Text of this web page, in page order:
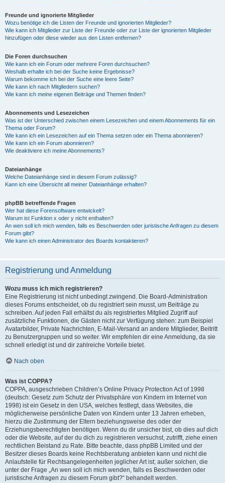
Freunde und ignorierte Mitglieder
Wozu benötige ich die Listen der Freunde und ignorierten Mitglieder?
Wie kann ich Mitglieder zur Liste der Freunde oder zur Liste der ignorierten Mitglieder
hinzufügen oder diese wieder aus den Listen entfernen?
Die Foren durchsuchen
Wie kann ich ein Forum oder mehrere Foren durchsuchen?
Weshalb erhalte ich bei der Suche keine Ergebnisse?
Warum bekomme ich bei der Suche eine leere Seite?
Wie kann ich nach Mitgliedern suchen?
Wie kann ich meine eigenen Beiträge und Themen finden?
Abonnements und Lesezeichen
Was ist der Unterschied zwischen einem Lesezeichen und einem Abonnements für ein
Thema oder Forum?
Wie kann ich ein Lesezeichen auf ein Thema setzen oder ein Thema abonnieren?
Wie kann ich ein Forum abonnieren?
Wie deaktiviere ich meine Abonnements?
Dateianhänge
Welche Dateianhänge sind in diesem Forum zulässig?
Kann ich eine Übersicht all meiner Dateianhänge erhalten?
phpBB betreffende Fragen
Wer hat diese Forensoftware entwickelt?
Warum ist Funktion x oder y nicht enthalten?
An wen soll ich mich wenden, falls es Beschwerden oder juristische Anfragen zu diesem
Forum gibt?
Wie kann ich einen Administrator des Boards kontaktieren?
Registrierung und Anmeldung
Wozu muss ich mich registrieren?
Eine Registrierung ist nicht unbedingt zwingend. Die Board-Administration
dieses Forums entscheidet, ob du registriert sein musst, um Beiträge zu
schreiben. Auf jeden Fall erhältst du als registriertes Mitglied Zugriff auf
zusätzliche Funktionen, die Gästen nicht zur Verfügung stehen: zum Beispiel
Avatarbilder, Private Nachrichten, E-Mail-Versand an andere Mitglieder, Beitritt
zu Benutzergruppen und so weiter. Wir empfehlen dir eine Anmeldung, da sie
schnell erledigt ist und dir zahlreiche Vorteile bietet.
Nach oben
Was ist COPPA?
COPPA, ausgeschrieben Children’s Online Privacy Protection Act of 1998
(deutsch: Gesetz zum Schutz der Privatsphäre von Kindern im Internet von
1998) ist ein Gesetz in den USA, welches festlegt, dass Websites, die
möglicherweise persönliche Daten von Kindern unter 13 Jahren erheben,
hierzu die Zustimmung der Eltern beziehungsweise des oder der
Erziehungsberechtigten benötigen. Wenn du dir unsicher bist, ob dies auf dich
oder die Website, auf der du dich zu registrieren versuchst, zutrifft, ziehe einen
rechtlichen Beistand zu Rate. Bitte beachte, dass phpBB Limited und der
Besitzer dieses Boards keine Rechtsberatung anbieten kann und nicht die
Anlaufstelle für Rechtsangelegenheiten jeglicher Art ist; außer solchen, die
unter der Frage „An wen soll ich mich wenden, falls es Beschwerden oder
juristische Anfragen zu diesem Forum gibt?“ behandelt werden.